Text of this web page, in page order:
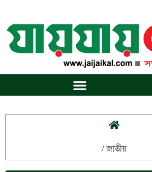
content
/জাতীয়